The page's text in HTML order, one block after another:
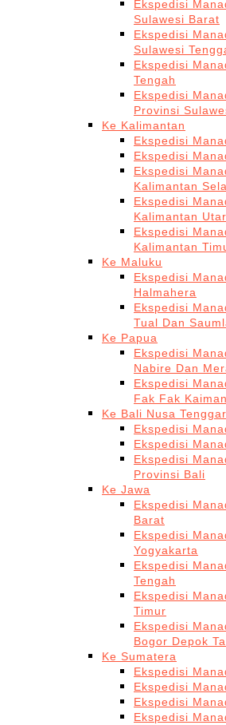
Ekspedisi
Sulawesi Barat
Ekspedisi
Sulawesi
Ekspedisi
Tengah
Ekspedisi
Provinsi
Ke Kalimantan
Ekspedisi
Ekspedisi
Ekspedisi
Kalimantan
Ekspedisi
Kalimantan
Ekspedisi
Kalimantan
Ke Maluku
Ekspedisi
Halmahera
Ekspedisi
Tual Dan
Ke Papua
Ekspedisi
Nabire Dan
Ekspedisi
Fak Fak
Ke Bali Nusa
Ekspedisi
Ekspedisi
Ekspedisi
Provinsi Bali
Ke Jawa
Ekspedisi
Barat
Ekspedisi
Yogyakarta
Ekspedisi
Tengah
Ekspedisi
Timur
Ekspedisi
Bogor Depok
Ke Sumatera
Ekspedisi
Ekspedisi
Ekspedisi
Ekspedisi